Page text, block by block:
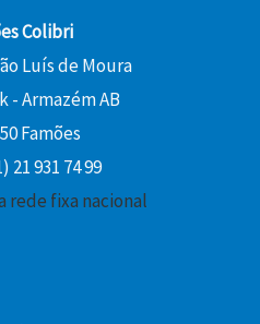
Colibri
Luís de Moura
- Armazém AB
Famões
21 931 74 99
rede fixa nacional